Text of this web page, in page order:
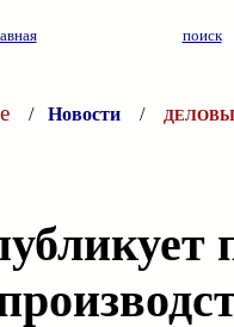
поиск
/ Новости /